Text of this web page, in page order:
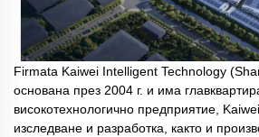
Firmata Kaiwei Intelligent Technology
основана през 2004 г. и има
високотехнологично предприятие,
изследване и разработка, както и